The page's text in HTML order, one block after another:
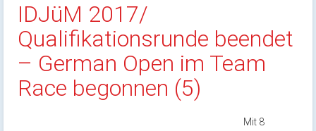
IDJüM 2017/
Qualifikationsrunde beendet
– German Open im Team
Race begonnen (5)
Mit 8